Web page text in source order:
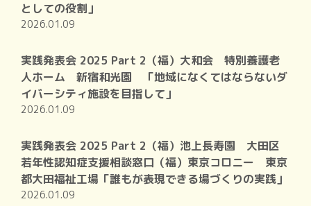
としての役割」
2026.01.09
実践発表会 2025 Part 2（福）大和会 特別養護老
人ホーム 新宿和光園 「地域になくてはならないダ
イバーシティ施設を目指して」
2026.01.09
実践発表会 2025 Part 2（福）池上長寿園 大田区
若年性認知症支援相談窓口（福）東京コロニー 東京
都大田福祉工場「誰もが表現できる場づくりの実践」
2026.01.09